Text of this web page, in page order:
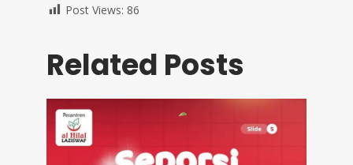
Post Views: 86
Related Posts